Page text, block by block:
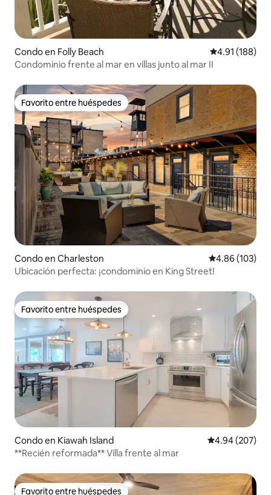
Condo en Folly Beach Calificación
4.91 (188)
Condominio frente al mar en villas junto al mar II
Favorito entre huéspedes
Favorito entre huéspedes
Condo en Charleston Calificación
4.86 (103)
Ubicación perfecta: ¡condominio en King Street!
Favorito entre huéspedes
Favorito entre huéspedes
Condo en Kiawah Island Calificación
4.94 (207)
**Recién reformada** Villa frente al mar
Favorito entre huéspedes